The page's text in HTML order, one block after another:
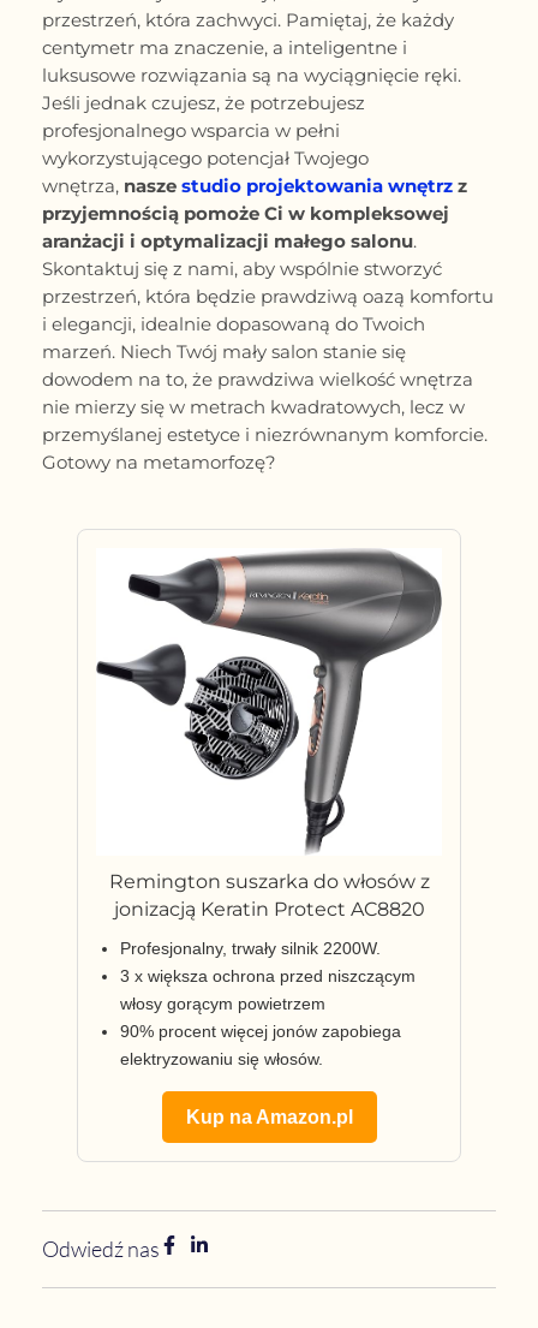
przestrzeń, która zachwyci. Pamiętaj, że każdy
centymetr ma znaczenie, a inteligentne i
luksusowe rozwiązania są na wyciągnięcie ręki.
Jeśli jednak czujesz, że potrzebujesz
profesjonalnego wsparcia w pełni
wykorzystującego potencjał Twojego
wnętrza, nasze studio projektowania wnętrz z
przyjemnością pomoże Ci w kompleksowej
aranżacji i optymalizacji małego salonu.
Skontaktuj się z nami, aby wspólnie stworzyć
przestrzeń, która będzie prawdziwą oazą komfortu
i elegancji, idealnie dopasowaną do Twoich
marzeń. Niech Twój mały salon stanie się
dowodem na to, że prawdziwa wielkość wnętrza
nie mierzy się w metrach kwadratowych, lecz w
przemyślanej estetyce i niezrównanym komforcie.
Gotowy na metamorfozę?
Remington suszarka do włosów z
jonizacją Keratin Protect AC8820
Profesjonalny, trwały silnik 2200W.
3 x większa ochrona przed niszczącym
włosy gorącym powietrzem
90% procent więcej jonów zapobiega
elektryzowaniu się włosów.
Kup na Amazon.pl
Odwiedź nas